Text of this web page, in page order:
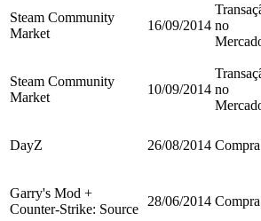
Steam Community
Market
16/09/2014 no
Steam Community
Market
10/09/2014 no
DayZ 26/08/2014 Compra
Garry's Mod +
Counter-Strike: Source
28/06/2014 Compra